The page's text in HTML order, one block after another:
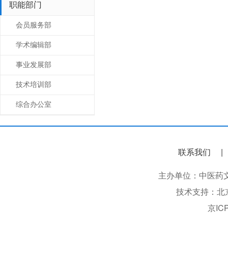
职能部门
会员服务部
学术编辑部
事业发展部
技术培训部
综合办公室
联系我们
主办单位：中医
技术支持：北
京